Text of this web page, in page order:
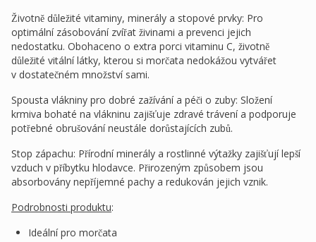
Životně důležité vitaminy, minerály a stopové prvky: Pro
optimální zásobování zvířat živinami a prevenci jejich
nedostatku. Obohaceno o extra porci vitaminu C, životně
důležité vitální látky, kterou si morčata nedokážou vytvářet
v dostatečném množství sami.
Spousta vlákniny pro dobré zažívání a péči o zuby: Složení
krmiva bohaté na vlákninu zajišťuje zdravé trávení a podporuje
potřebné obrušování neustále dorůstajících zubů.
Stop zápachu: Přírodní minerály a rostlinné výtažky zajišťují lepší
vzduch v příbytku hlodavce. Přirozeným způsobem jsou
absorbovány nepříjemné pachy a redukován jejich vznik.
Podrobnosti produktu:
Ideální pro morčata